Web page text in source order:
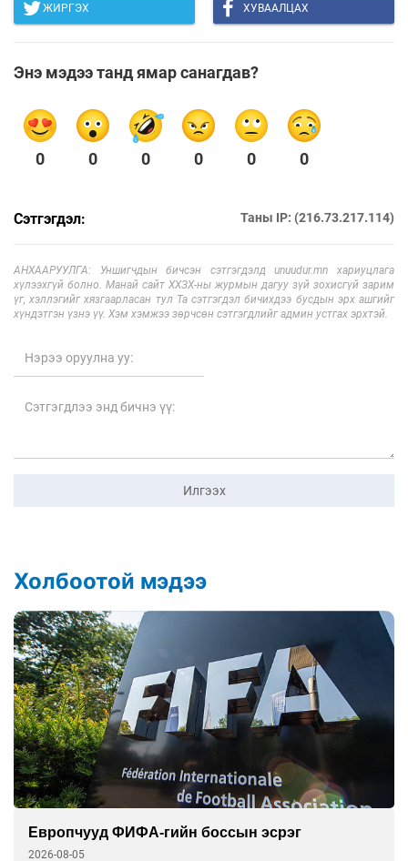
ЖИРГЭХ ХУВААЛЦАХ
Энэ мэдээ танд ямар санагдав?
0 0 0 0 0 0
Сэтгэгдэл: Таны IP: (216.73.217.114)
АНХААРУУЛГА: Уншигчдын бичсэн сэтгэгдэлд unuudur.mn хариуцлага
хүлээхгүй болно. Манай сайт ХХЗХ-ны журмын дагуу зүй зохисгүй зарим
үг, хэллэгийг хязгаарласан тул Та сэтгэгдэл бичихдээ бусдын эрх ашгийг
хүндэтгэн үзнэ үү. Хэм хэмжээ зөрчсөн сэтгэгдлийг админ устгах эрхтэй.
Илгээх
Холбоотой мэдээ
Европчууд ФИФА-гийн боссын эсрэг
2026-08-05